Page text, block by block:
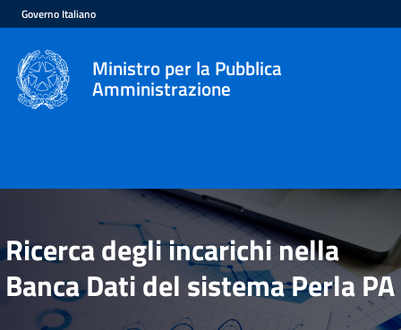
Governo Italiano
Ministro per la Pubblica
Amministrazione
Ricerca degli incarichi nella
Banca Dati del sistema Perla PA